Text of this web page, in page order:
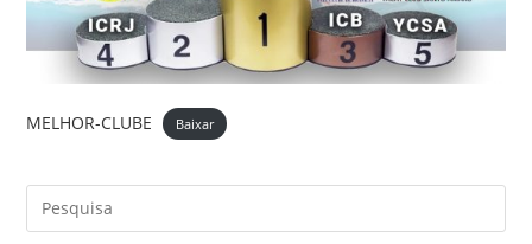
MELHOR-CLUBE Baixar